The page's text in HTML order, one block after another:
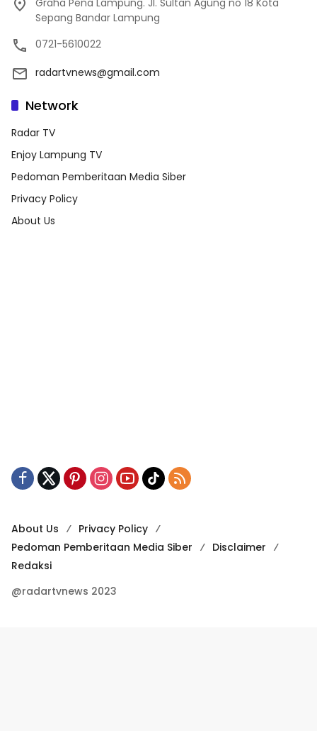
Sepang Bandar Lampung
0721-5610022
radartvnews@gmail.com
Network
Radar TV
Enjoy Lampung TV
Pedoman Pemberitaan Media Siber
Privacy Policy
About Us
About Us
Privacy Policy
Pedoman Pemberitaan Media Siber
Disclaimer
Redaksi
@radartvnews 2023